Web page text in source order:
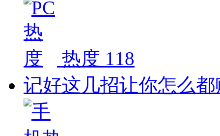
热度 118
记好这几招让你怎么